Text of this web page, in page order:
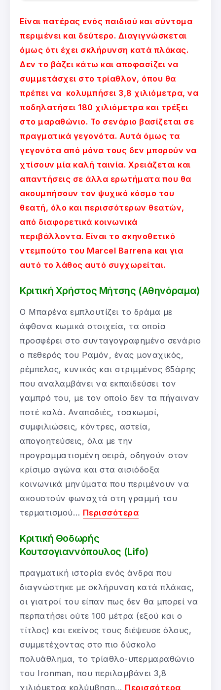
Είναι πατέρας ενός παιδιού και σύντομα
περιμένει και δεύτερο. Διαγιγνώσκεται
όμως ότι έχει σκλήρυνση κατά πλάκας.
Δεν το βάζει κάτω και αποφασίζει να
συμμετάσχει στο τρίαθλον, όπου θα
πρέπει να κολυμπήσει 3,8 χιλιόμετρα, να
ποδηλατήσει 180 χιλιόμετρα και τρέξει
στο μαραθώνιο. Το σενάριο βασίζεται σε
πραγματικά γεγονότα. Αυτά όμως τα
γεγονότα από μόνα τους δεν μπορούν να
χτίσουν μία καλή ταινία. Χρειάζεται και
απαντήσεις σε άλλα ερωτήματα που θα
ακουμπήσουν τον ψυχικό κόσμο του
θεατή, όλο και περισσότερων θεατών,
από διαφορετικά κοινωνικά
περιβάλλοντα. Είναι το σκηνοθετικό
ντεμπούτο του Marcel Barrena και για
αυτό το λάθος αυτό συγχωρείται.
Κριτική Χρήστος Μήτσης (Αθηνόραμα)
Ο Μπαρένα εμπλουτίζει το δράμα με
άφθονα κωμικά στοιχεία, τα οποία
προσφέρει στο συνταγογραφημένο σενάριο
ο πεθερός του Ραμόν, ένας μοναχικός,
ρέμπελος, κυνικός και στριμμένος 65άρης
που αναλαμβάνει να εκπαιδεύσει τον
γαμπρό του, με τον οποίο δεν τα πήγαιναν
ποτέ καλά. Αναποδιές, τσακωμοί,
συμφιλιώσεις, κόντρες, αστεία,
απογοητεύσεις, όλα με την
προγραμματισμένη σειρά, οδηγούν στον
κρίσιμο αγώνα και στα αισιόδοξα
κοινωνικά μηνύματα που περιμένουν να
ακουστούν φωναχτά στη γραμμή του
τερματισμού… Περισσότερα
Κριτική Θοδωρής
Κουτσογιαννόπουλος (Lifo)
πραγματική ιστορία ενός άνδρα που
διαγνώστηκε με σκλήρυνση κατά πλάκας,
οι γιατροί του είπαν πως δεν θα μπορεί να
περπατήσει ούτε 100 μέτρα (εξού και ο
τίτλος) και εκείνος τους διέψευσε όλους,
συμμετέχοντας στο πιο δύσκολο
πολυάθλημα, το τρίαθλο-υπερμαραθώνιο
του Ironman, που περιλαμβάνει 3,8
χιλιόμετρα κολύμβηση… Περισσότερα